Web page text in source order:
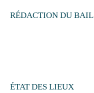
RÉDACTION DU BAIL
ÉTAT DES LIEUX